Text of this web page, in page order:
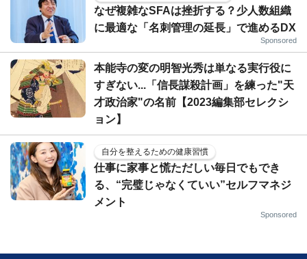
なぜ複雑なSFAは挫折する？少人数組織
に最適な「名刺管理の延長」で進めるDX
Sponsored
本能寺の変の明智光秀は単なる実行役に
すぎない...「信長謀殺計画」を練った"天
才政治家"の名前【2023編集部セレクシ
ョン】
自分を整えるための健康習慣
仕事に家事と慌ただしい毎日でもでき
る、“完璧じゃなくていい”セルフマネジ
メント
Sponsored